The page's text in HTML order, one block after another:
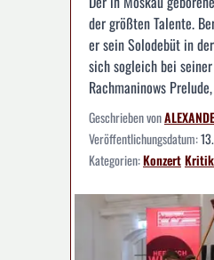
der größten Talente.
er sein Solodebüt in
sich sogleich bei
Rachmaninows
Geschrieben von
Veröffentlichungsdatum:
Kategorien:Konzert